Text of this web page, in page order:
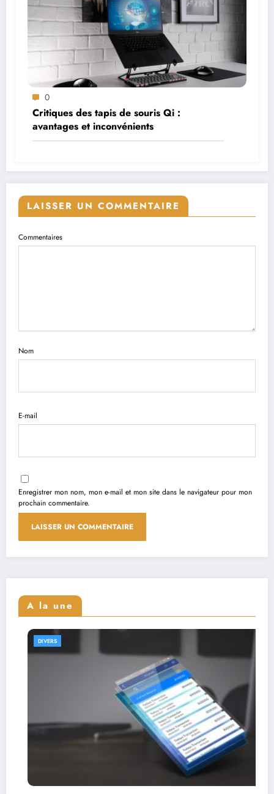
0
Critiques des tapis de souris Qi :
avantages et inconvénients
LAISSER UN COMMENTAIRE
Commentaires
Nom
E-mail
Enregistrer mon nom, mon e-mail et mon site dans le navigateur pour mon
prochain commentaire.
A la une
Interviews de full stack
leur parcours et expertise